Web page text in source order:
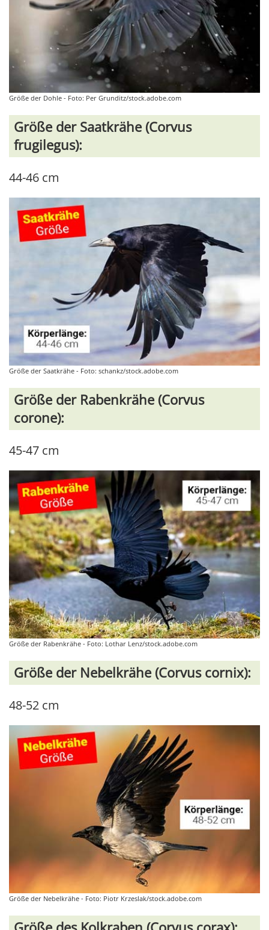
Größe der Dohle - Foto: Per Grunditz/stock.adobe.com
Größe der Saatkrähe (Corvus
frugilegus):
44-46 cm
Größe der Saatkrähe - Foto: schankz/stock.adobe.com
Größe der Rabenkrähe (Corvus
corone):
45-47 cm
Größe der Rabenkrähe - Foto: Lothar Lenz/stock.adobe.com
Größe der Nebelkrähe (Corvus cornix):
48-52 cm
Größe der Nebelkrähe - Foto: Piotr Krzeslak/stock.adobe.com